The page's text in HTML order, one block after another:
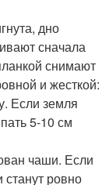
дно
сначала
снимают
и жесткой:
Если земля
5-10 см
чаши. Если
ровно